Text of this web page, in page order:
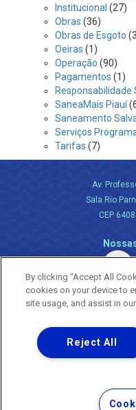
Institucional (27)
Obras (36)
Obras de Esgoto
Oeiras (1)
Operação (90)
Pagamentos (1)
Responsabilidade
SaneaMais Piauí
Saneamento
Serviços
Tarifas (7)
Av.
Sala Rio
CEP
Uma
Nossa
Termos Gerais
By clicking “Accept All
cookies on your device to
site usage, and assist in
Reject All